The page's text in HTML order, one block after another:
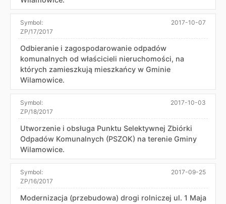
Symbol:
ZP/17/2017
2017-10-07
Odbieranie i zagospodarowanie odpadów
komunalnych od właścicieli nieruchomości, na
których zamieszkują mieszkańcy w Gminie
Wilamowice.
Symbol:
ZP/18/2017
2017-10-03
Utworzenie i obsługa Punktu Selektywnej Zbiórki
Odpadów Komunalnych (PSZOK) na terenie Gminy
Wilamowice.
Symbol:
ZP/16/2017
2017-09-25
Modernizacja (przebudowa) drogi rolniczej ul. 1 Maja